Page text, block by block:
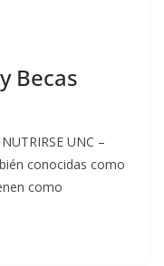
Becas
UNC –
conocidas como
como